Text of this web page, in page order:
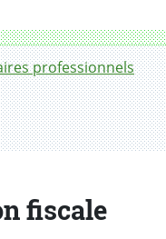
professionnels
fiscale